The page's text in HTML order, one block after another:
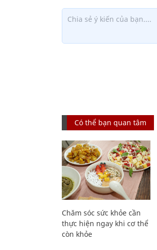
Có thể bạn quan tâm
Chăm sóc sức khỏe cần
thực hiện ngay khi cơ thể
còn khỏe